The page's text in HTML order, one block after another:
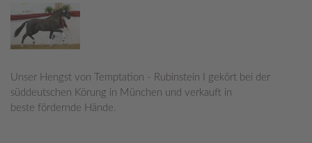
Unser Hengst von Temptation - Rubinstein I gekört bei der
süddeutschen Körung in München und verkauft in
beste fördernde Hände.